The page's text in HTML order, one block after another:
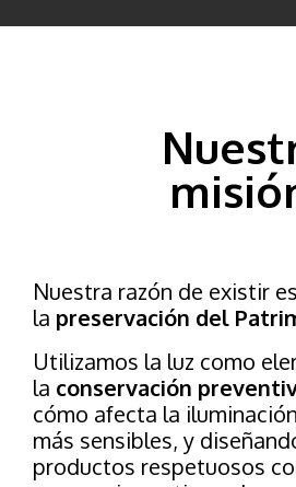
Nuestra razón de existir es
la preservación del
Utilizamos la luz como
la conservación
cómo afecta la
más sensibles, y
productos respetuosos